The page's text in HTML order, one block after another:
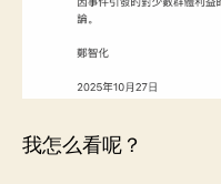
我怎么看呢？